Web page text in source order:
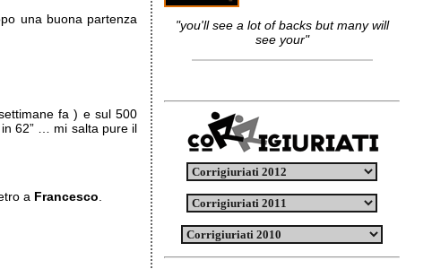
una buona partenza
fa ) e sul 500
62” … mi salta pure il
a Francesco
"you'll see a lot of backs but many will
see your"